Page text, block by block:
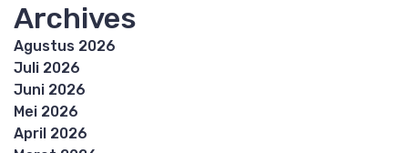
Archives
Agustus 2026
Juli 2026
Juni 2026
Mei 2026
April 2026